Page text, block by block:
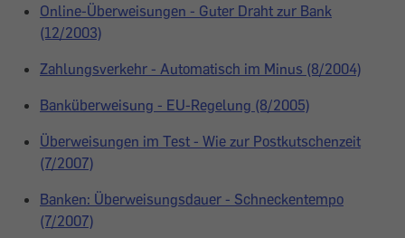
Online-Überweisungen - Guter Draht zur Bank
(12/2003)
Zahlungsverkehr - Automatisch im Minus (8/2004)
Banküberweisung - EU-Regelung (8/2005)
Überweisungen im Test - Wie zur Postkutschenzeit
(7/2007)
Banken: Überweisungsdauer - Schneckentempo
(7/2007)